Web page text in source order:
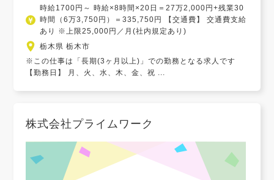
時給1700円～ 時給×8時間×20日＝27万2,000円+残業30
時間（6万3,750円）＝335,750円 【交通費】 交通費支給
あり ※上限25,000円／月(社内規定あり)
栃木県 栃木市
※この仕事は「長期(3ヶ月以上)」での勤務となる求人です
【勤務日】 月、火、水、木、金、祝 ...
株式会社プライムワーク